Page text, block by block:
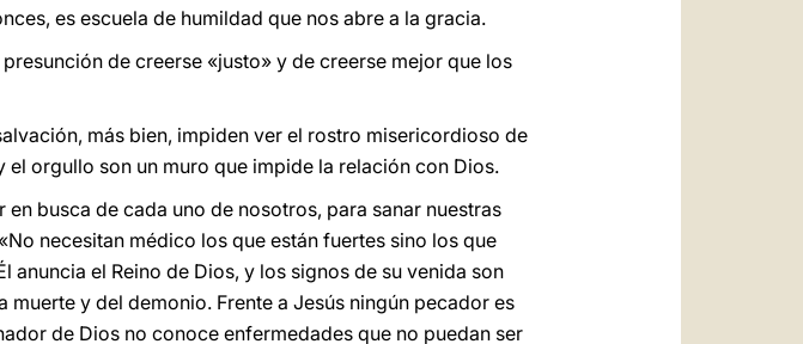
es escuela de humildad que nos abre a la gracia.
de creerse «justo» y de creerse mejor que los
más bien, impiden ver el rostro misericordioso de
orgullo son un muro que impide la relación con Dios.
busca de cada uno de nosotros, para sanar nuestras
necesitan médico los que están fuertes sino los que
anuncia el Reino de Dios, y los signos de su venida son
y del demonio. Frente a Jesús ningún pecador es
de Dios no conoce enfermedades que no puedan ser